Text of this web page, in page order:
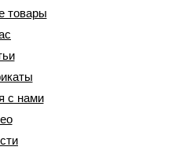
товары
с нами